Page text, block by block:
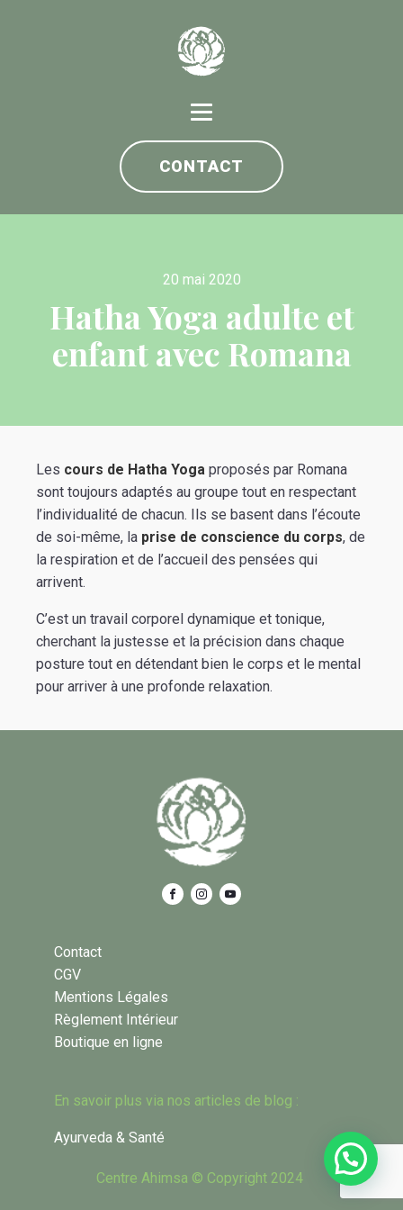
CONTACT
20 mai 2020
Hatha Yoga adulte et
enfant avec Romana
Les cours de Hatha Yoga proposés par Romana
sont toujours adaptés au groupe tout en respectant
l’individualité de chacun. Ils se basent dans l’écoute
de soi-même, la prise de conscience du corps, de
la respiration et de l’accueil des pensées qui
arrivent.
C’est un travail corporel dynamique et tonique,
cherchant la justesse et la précision dans chaque
posture tout en détendant bien le corps et le mental
pour arriver à une profonde relaxation.
Contact
CGV
Mentions Légales
Règlement Intérieur
Boutique en ligne
En savoir plus via nos articles de blog :
Ayurveda & Santé
Centre Ahimsa © Copyright 2024